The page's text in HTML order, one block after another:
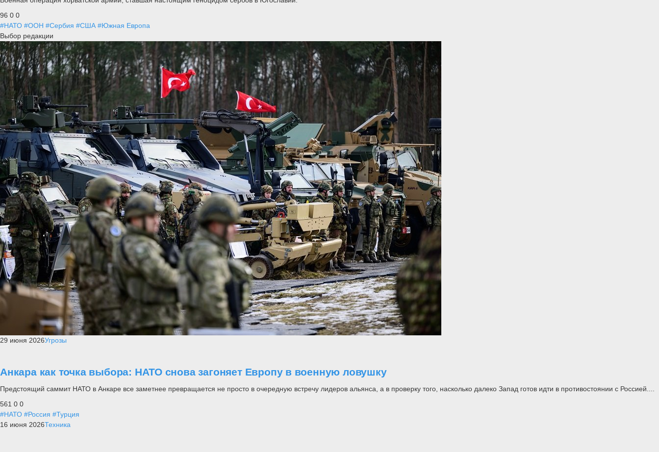
96 0 0
#НАТО #ООН #Сербия #США #Южная Европа
Выбор редакции
29 июня 2026Угрозы
Анкара как точка выбора: НАТО снова загоняет Европу в военную ловушку
Предстоящий саммит НАТО в Анкаре все заметнее превращается не просто в очередную встречу лидеров альянса, а в проверку того, насколько далеко Запад готов идти в противостоянии с Россией....
561 0 0
#НАТО #Россия #Турция
16 июня 2026Техника